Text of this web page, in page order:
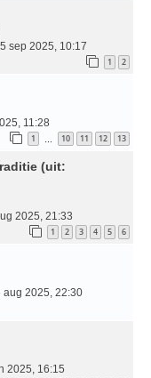
sep 2025, 10:17
1 2
11:28
1 … 10 11 12 13
(uit:
2025, 21:33
1 2 3 4 5 6
aug 2025, 22:30
2025, 16:15